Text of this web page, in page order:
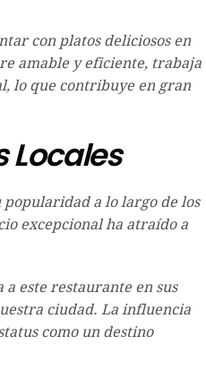
con platos deliciosos en
amable y eficiente, trabaja
lo que contribuye en gran
Locales
a lo largo de los
excepcional ha atraído a
este restaurante en sus
ciudad. La influencia
como un destino